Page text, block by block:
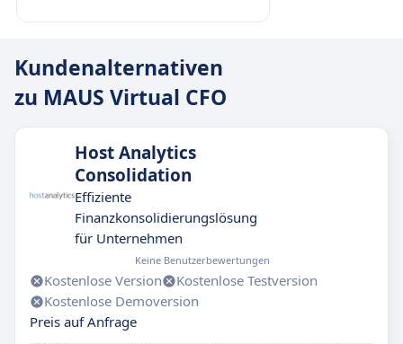
Kundenalternativen
zu MAUS Virtual CFO
Host Analytics
Consolidation
Effiziente
Finanzkonsolidierungslösung
für Unternehmen
Keine Benutzerbewertungen
Kostenlose Version
Kostenlose Testversion
Kostenlose Demoversion
Preis auf Anfrage